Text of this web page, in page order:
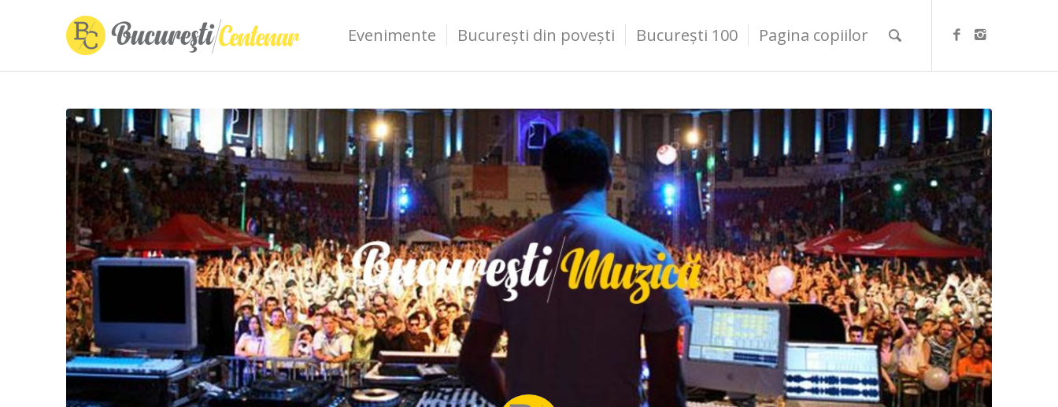
Evenimente București din povești București 100 Pagina copiilor